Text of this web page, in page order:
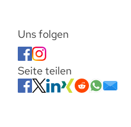
Uns folgen
Seite teilen